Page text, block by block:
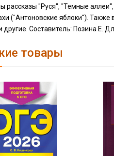
рассказы "Руся", "Темные
("Антоновские яблоки").
другие. Составитель: Позина Е.
товары